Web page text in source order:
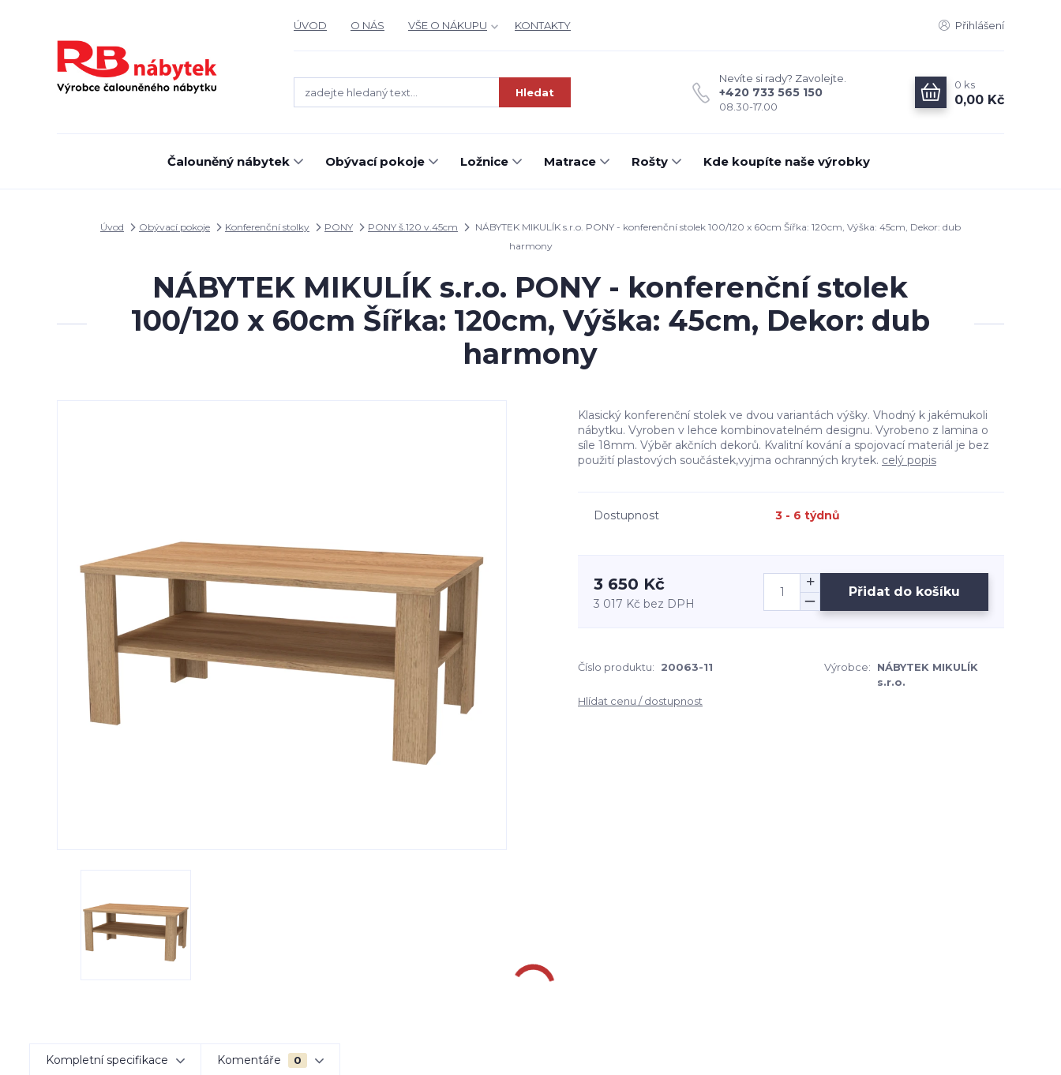
ÚVOD O NÁS VŠE O NÁKUPU KONTAKTY Přihlášení
Hledat
Nevíte si rady? Zavolejte.
+420 733 565 150
08.30-17.00
0 ks
0,00 Kč
Čalouněný nábytek Obývací pokoje Ložnice Matrace Rošty Kde koupíte naše výrobky
Úvod Obývací pokoje Konferenční stolky PONY PONY š.120 v.45cm
NÁBYTEK MIKULÍK s.r.o. PONY - konferenční stolek 100/120 x 60cm Šířka: 120cm, Výška: 45cm, Dekor: dub
harmony
NÁBYTEK MIKULÍK s.r.o. PONY - konferenční stolek
100/120 x 60cm Šířka: 120cm, Výška: 45cm, Dekor: dub
harmony
Klasický konferenční stolek ve dvou variantách výšky. Vhodný k jakémukoli
nábytku. Vyroben v lehce kombinovatelném designu. Vyrobeno z lamina o
síle 18mm. Výběr akčních dekorů. Kvalitní kování a spojovací materiál je bez
použití plastových součástek,vyjma ochranných krytek. celý popis
Dostupnost 3 - 6 týdnů
3 650 Kč
3 017 Kč bez DPH
Přidat do košíku
Číslo produktu: 20063-11 Výrobce:
NÁBYTEK MIKULÍK
s.r.o.
Hlídat cenu / dostupnost
Kompletní specifikace Komentáře 0